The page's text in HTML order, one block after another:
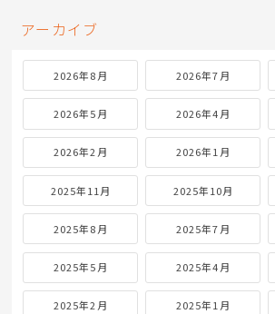
アーカイブ
2026年8月 2026年7月
2026年5月 2026年4月
2026年2月 2026年1月
2025年11月 2025年10月
2025年8月 2025年7月
2025年5月 2025年4月
2025年2月 2025年1月